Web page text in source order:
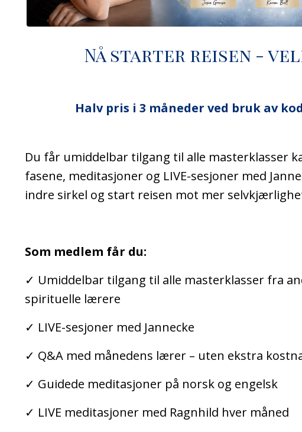
Nå starter reisen -
Halv pris i 3 måneder ved bruk av
Du får umiddelbar tilgang til alle masterklasser
fasene, meditasjoner og LIVE-sesjoner med
indre sirkel og start reisen mot mer
Som medlem får du:
✓ Umiddelbar tilgang til alle masterklasser fra
spirituelle lærere
✓ LIVE-sesjoner med Jannecke
✓ Q&A med månedens lærer – uten ekstra
✓ Guidede meditasjoner på norsk og engelsk
✓ LIVE meditasjoner med Ragnhild hver måned